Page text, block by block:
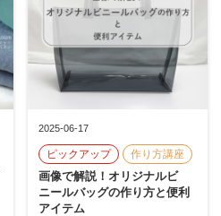
2025-06-17
ピックアップ 作り方講座
画像で解説！オリジナルビ
ニールバッグの作り方と便利
アイテム